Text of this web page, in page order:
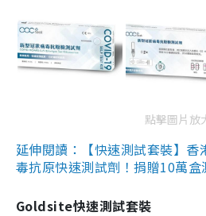
點擊圖片放
延伸閱讀：【快速測試套裝】
毒抗原快速測試劑！捐贈10萬
Goldsite快速測試套裝